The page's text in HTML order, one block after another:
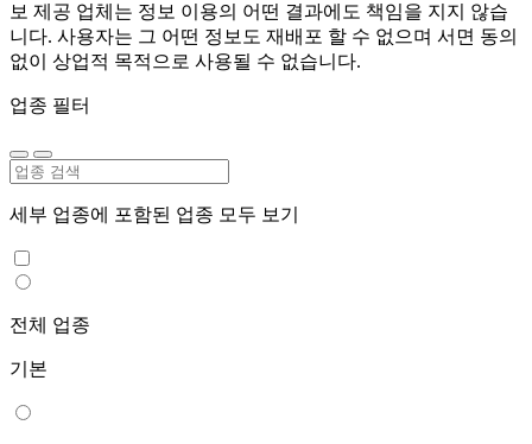
보 제공 업체는 정보 이용의 어떤 결과에도 책임을 지지 않습
니다. 사용자는 그 어떤 정보도 재배포 할 수 없으며 서면 동의
없이 상업적 목적으로 사용될 수 없습니다.
업종 필터
세부 업종에 포함된 업종 모두 보기
전체 업종
기본